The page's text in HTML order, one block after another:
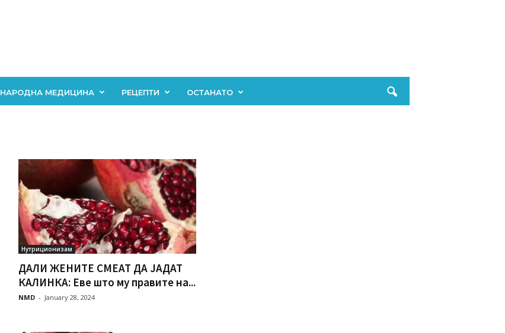
НАРОДНА МЕДИЦИНА РЕЦЕПТИ ОСТАНАТО
Нутриционизам
ДАЛИ ЖЕНИТЕ СМЕАТ ДА ЈАДАТ
КАЛИНКА: Еве што му правите на...
NMD - January 28, 2024